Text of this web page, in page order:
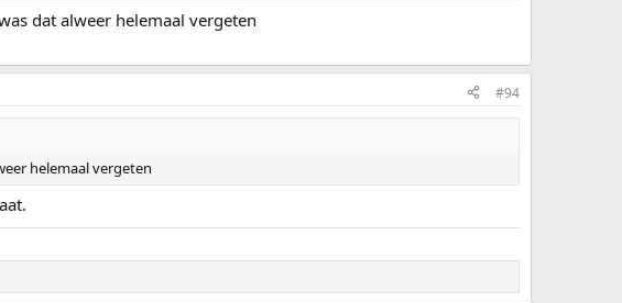
dat alweer helemaal vergeten
#94
helemaal vergeten